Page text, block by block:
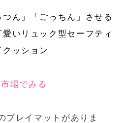
ん」「ごっちん」させる
いリュック型セーフティ
ッション
場でみる
プレイマットがありま